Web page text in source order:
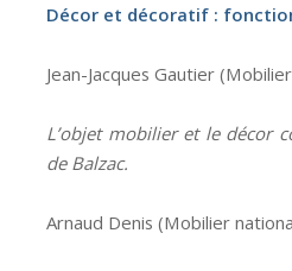
Décor et décoratif :
Jean-Jacques Gautier
L’objet mobilier et le décor
de Balzac.
Arnaud Denis (Mobilier